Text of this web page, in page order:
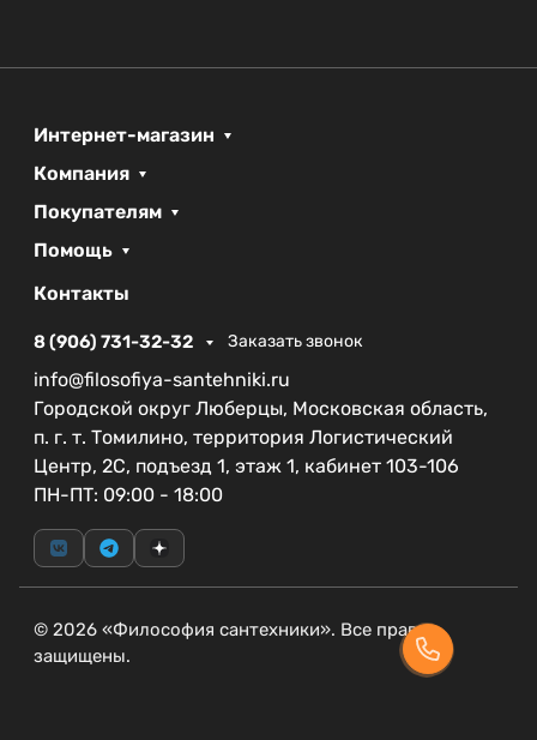
Интернет-магазин
Компания
Покупателям
Помощь
Контакты
8 (906) 731-32-32 Заказать звонок
info@filosofiya-santehniki.ru
Городской округ Люберцы, Московская область,
п. г. т. Томилино, территория Логистический
Центр, 2С, подъезд 1, этаж 1, кабинет 103-106
ПН-ПТ: 09:00 - 18:00
© 2026 «Философия сантехники». Все права
защищены.